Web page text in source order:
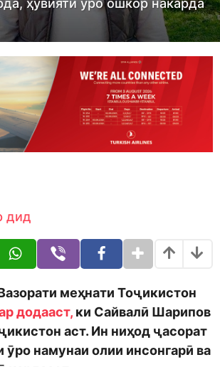
ҳувияти ӯро ошкор накарда
дид
меҳнати Тоҷикистон
додааст, ки Сайвалӣ Шарипов
аст. Ин ниҳод ҷасорат
ӯро намунаи олии инсонгарӣ ва